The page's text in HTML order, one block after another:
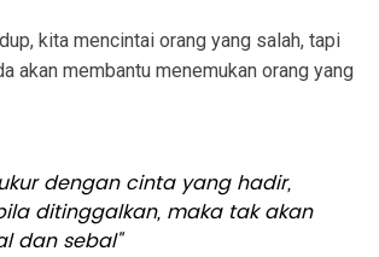
kita mencintai orang yang salah, tapi
akan membantu menemukan orang yang
dengan cinta yang hadir,
ditinggalkan, maka tak akan
dan sebal"